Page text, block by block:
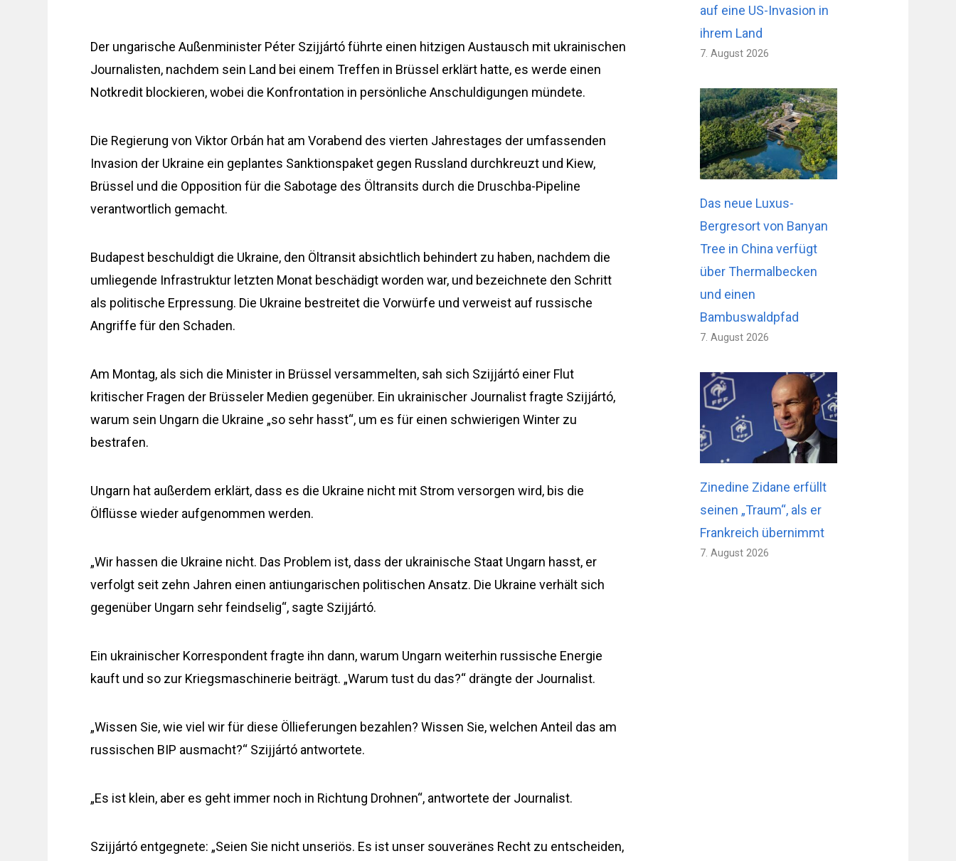
Der ungarische Außenminister Péter Szijjártó führte einen hitzigen Austausch mit ukrainischen
Journalisten, nachdem sein Land bei einem Treffen in Brüssel erklärt hatte, es werde einen
Notkredit blockieren, wobei die Konfrontation in persönliche Anschuldigungen mündete.
Die Regierung von Viktor Orbán hat am Vorabend des vierten Jahrestages der umfassenden
Invasion der Ukraine ein geplantes Sanktionspaket gegen Russland durchkreuzt und Kiew,
Brüssel und die Opposition für die Sabotage des Öltransits durch die Druschba-Pipeline
verantwortlich gemacht.
Budapest beschuldigt die Ukraine, den Öltransit absichtlich behindert zu haben, nachdem die
umliegende Infrastruktur letzten Monat beschädigt worden war, und bezeichnete den Schritt
als politische Erpressung. Die Ukraine bestreitet die Vorwürfe und verweist auf russische
Angriffe für den Schaden.
Am Montag, als sich die Minister in Brüssel versammelten, sah sich Szijjártó einer Flut
kritischer Fragen der Brüsseler Medien gegenüber. Ein ukrainischer Journalist fragte Szijjártó,
warum sein Ungarn die Ukraine „so sehr hasst“, um es für einen schwierigen Winter zu
bestrafen.
Ungarn hat außerdem erklärt, dass es die Ukraine nicht mit Strom versorgen wird, bis die
Ölflüsse wieder aufgenommen werden.
„Wir hassen die Ukraine nicht. Das Problem ist, dass der ukrainische Staat Ungarn hasst, er
verfolgt seit zehn Jahren einen antiungarischen politischen Ansatz. Die Ukraine verhält sich
gegenüber Ungarn sehr feindselig“, sagte Szijjártó.
Ein ukrainischer Korrespondent fragte ihn dann, warum Ungarn weiterhin russische Energie
kauft und so zur Kriegsmaschinerie beiträgt. „Warum tust du das?“ drängte der Journalist.
„Wissen Sie, wie viel wir für diese Öllieferungen bezahlen? Wissen Sie, welchen Anteil das am
russischen BIP ausmacht?“ Szijjártó antwortete.
„Es ist klein, aber es geht immer noch in Richtung Drohnen“, antwortete der Journalist.
Szijjártó entgegnete: „Seien Sie nicht unseriös. Es ist unser souveränes Recht zu entscheiden,
auf eine US-Invasion in
ihrem Land
7. August 2026
Das neue Luxus-
Bergresort von Banyan
Tree in China verfügt
über Thermalbecken
und einen
Bambuswaldpfad
7. August 2026
Zinedine Zidane erfüllt
seinen „Traum“, als er
Frankreich übernimmt
7. August 2026